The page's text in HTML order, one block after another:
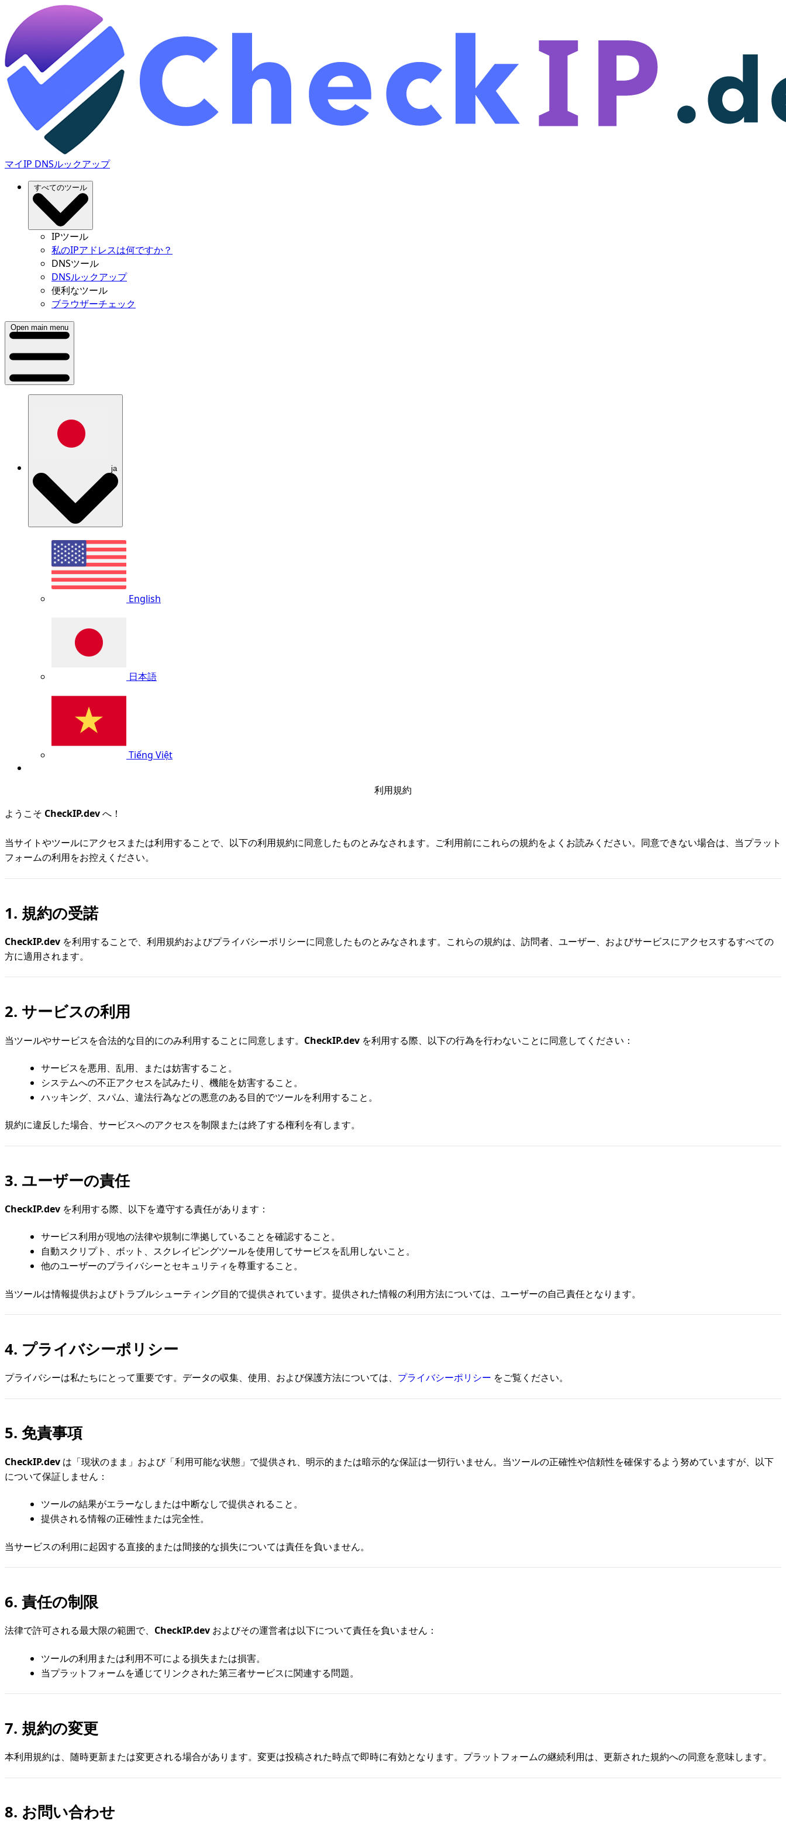
マイIP DNSルックアップ
すべてのツール
IPツール
私のIPアドレスは何ですか？
DNSツール
DNSルックアップ
便利なツール
ブラウザーチェック
Open main menu
ja
English
日本語
Tiếng Việt
利用規約
ようこそ CheckIP.devへ！
当サイトやツールにアクセスまたは利用することで、以下の利用規約に同意したものとみなされます。ご利用前にこれらの規約をよくお読みください。同意できない場合は、当プラット
フォームの利用をお控えください。
1. 規約の受諾
CheckIP.dev を利用することで、利用規約およびプライバシーポリシーに同意したものとみなされます。これらの規約は、訪問者、ユーザー、およびサービスにアクセスするすべての
方に適用されます。
2. サービスの利用
当ツールやサービスを合法的な目的にのみ利用することに同意します。 CheckIP.dev を利用する際、以下の行為を行わないことに同意してください：
サービスを悪用、乱用、または妨害すること。
システムへの不正アクセスを試みたり、機能を妨害すること。
ハッキング、スパム、違法行為などの悪意のある目的でツールを利用すること。
規約に違反した場合、サービスへのアクセスを制限または終了する権利を有します。
3. ユーザーの責任
CheckIP.dev を利用する際、以下を遵守する責任があります：
サービス利用が現地の法律や規制に準拠していることを確認すること。
自動スクリプト、ボット、スクレイピングツールを使用してサービスを乱用しないこと。
他のユーザーのプライバシーとセキュリティを尊重すること。
当ツールは情報提供およびトラブルシューティング目的で提供されています。提供された情報の利用方法については、ユーザーの自己責任となります。
4. プライバシーポリシー
プライバシーは私たちにとって重要です。データの収集、使用、および保護方法については、 プライバシーポリシー をご覧ください。
5. 免責事項
CheckIP.dev は「現状のまま」および「利用可能な状態」で提供され、明示的または暗示的な保証は一切行いません。当ツールの正確性や信頼性を確保するよう努めていますが、以下
について保証しません：
ツールの結果がエラーなしまたは中断なしで提供されること。
提供される情報の正確性または完全性。
当サービスの利用に起因する直接的または間接的な損失については責任を負いません。
6. 責任の制限
法律で許可される最大限の範囲で、 CheckIP.dev およびその運営者は以下について責任を負いません：
ツールの利用または利用不可による損失または損害。
当プラットフォームを通じてリンクされた第三者サービスに関連する問題。
7. 規約の変更
本利用規約は、随時更新または変更される場合があります。変更は投稿された時点で即時に有効となります。プラットフォームの継続利用は、更新された規約への同意を意味します。
8. お問い合わせ